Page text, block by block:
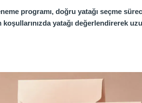
programı, doğru yatağı seçme
koşullarınızda yatağı değerlendirerek